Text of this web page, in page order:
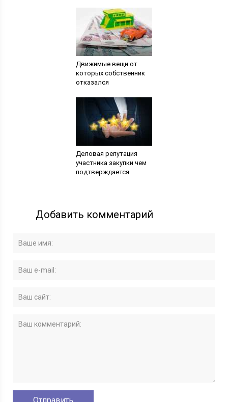
Движимые вещи от
которых собственник
отказался
Деловая репутация
участника закупки чем
подтверждается
Добавить комментарий